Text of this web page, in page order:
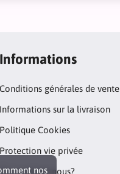
nos
Informations
Conditions générales de vente
Informations sur la livraison
Politique Cookies
Protection vie privée
Qui sommes nous?